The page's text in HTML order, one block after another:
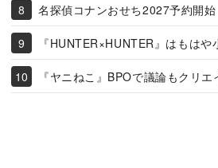
名探偵コナンおせち2027予約開始
『HUNTER×HUNTER』はもはや
『ヤニねこ』BPOで議論もクリ